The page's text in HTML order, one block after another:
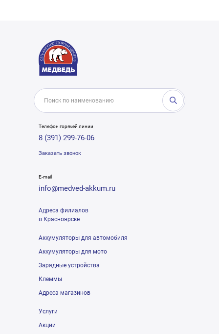
Телефон горячей линии
8 (391) 299-76-06
Заказать звонок
E-mail
info@medved-akkum.ru
Адреса филиалов
в Красноярске
Аккумуляторы для автомобиля
Аккумуляторы для мото
Зарядные устройства
Клеммы
Адреса магазинов
Услуги
Акции